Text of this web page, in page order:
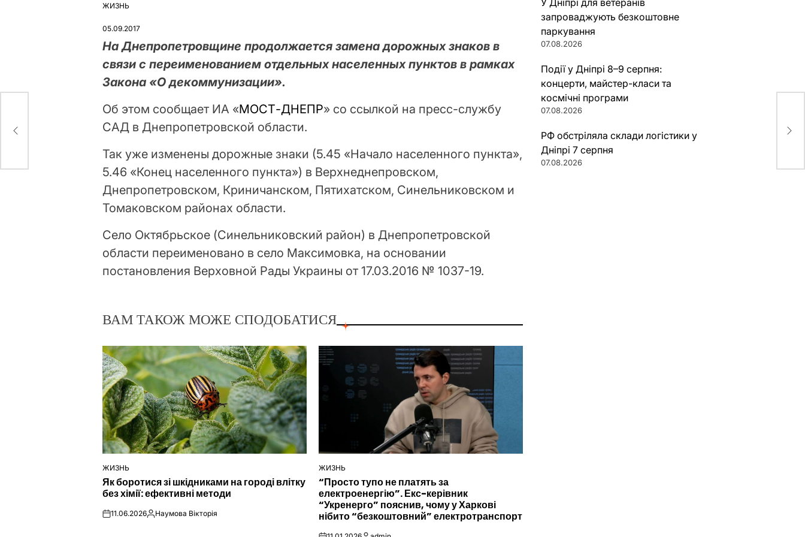
ОПУБЛІКУВАТИ
ЖИЗНЬ
05.09.2017
На Днепропетровщине продолжается замена дорожных знаков в
связи с переименованием отдельных населенных пунктов в рамках
Закона «О декоммунизации».
Об этом сообщает ИА «МОСТ-ДНЕПР» со ссылкой на пресс-службу
САД в Днепропетровской области.
Так уже изменены дорожные знаки (5.45 «Начало населенного пункта»,
5.46 «Конец населенного пункта») в Верхнеднепровском,
Днепропетровском, Криничанском, Пятихатском, Синельниковском и
Томаковском районах области.
Село Октябрьское (Синельниковский район) в Днепропетровской
области переименовано в село Максимовка, на основании
постановления Верховной Рады Украины от 17.03.2016 № 1037-19.
ВАМ ТАКОЖ МОЖЕ СПОДОБАТИСЯ
ОПУБЛІКУВАТИ
У
ЖИЗНЬ
Як боротися зі шкідниками на городі влітку
без хімії: ефективні методи
on11.06.2026Опубліковано
Наумова Вікторія
ОПУБЛІКУВАТИ
У
ЖИЗНЬ
“Просто тупо не платять за
електроенергію”. Екс-керівник
“Укренерго” пояснив, чому у Харкові
нібито “безкоштовний” електротранспорт
У Дніпрі для ветеранів
запроваджують безкоштовне
паркування
07.08.2026
Події у Дніпрі 8–9 серпня:
концерти, майстер-класи та
космічні програми
07.08.2026
РФ обстріляла склади логістики у
Дніпрі 7 серпня
07.08.2026